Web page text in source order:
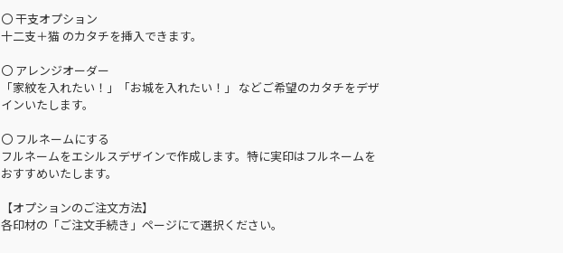
〇 干支オプション
十二支＋猫 のカタチを挿入できます。
〇 アレンジオーダー
「家紋を入れたい！」「お城を入れたい！」 などご希望のカタチをデザ
インいたします。
〇 フルネームにする
フルネームをエシルスデザインで作成します。特に実印はフルネームを
おすすめいたします。
【オプションのご注文方法】
各印材の「ご注文手続き」ページにて選択ください。